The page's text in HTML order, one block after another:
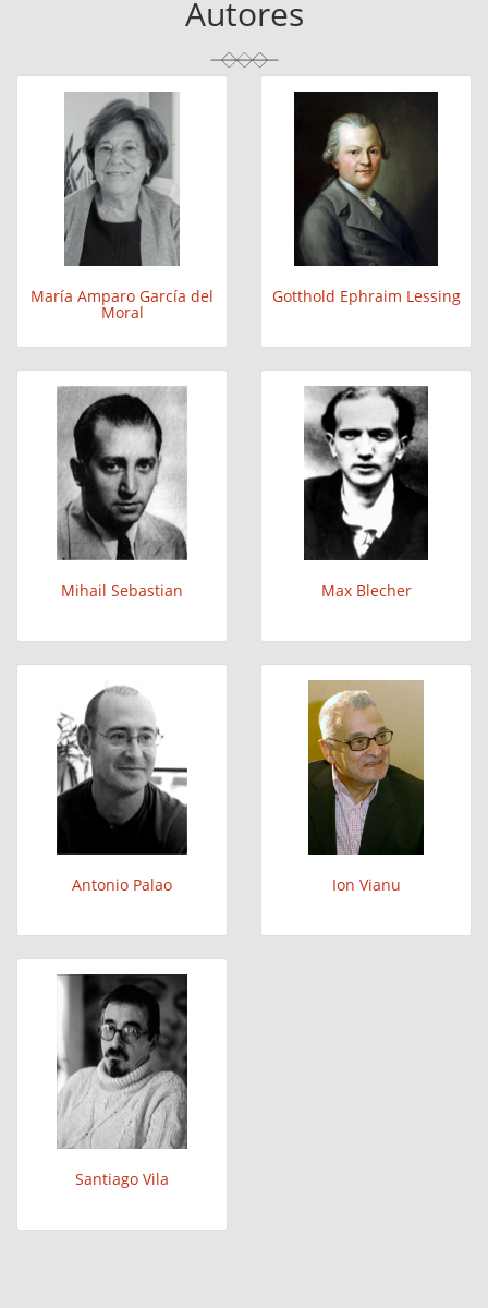
Autores
María Amparo García del
Moral
Gotthold Ephraim Lessing
Mihail Sebastian Max Blecher
Antonio Palao Ion Vianu
Santiago Vila